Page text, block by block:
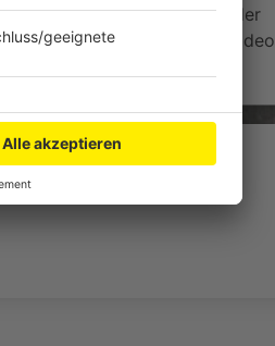
durch und stimmen Sie der
des Service zu, um dieses Video
Akzeptieren
byUsercentrics Consent Management